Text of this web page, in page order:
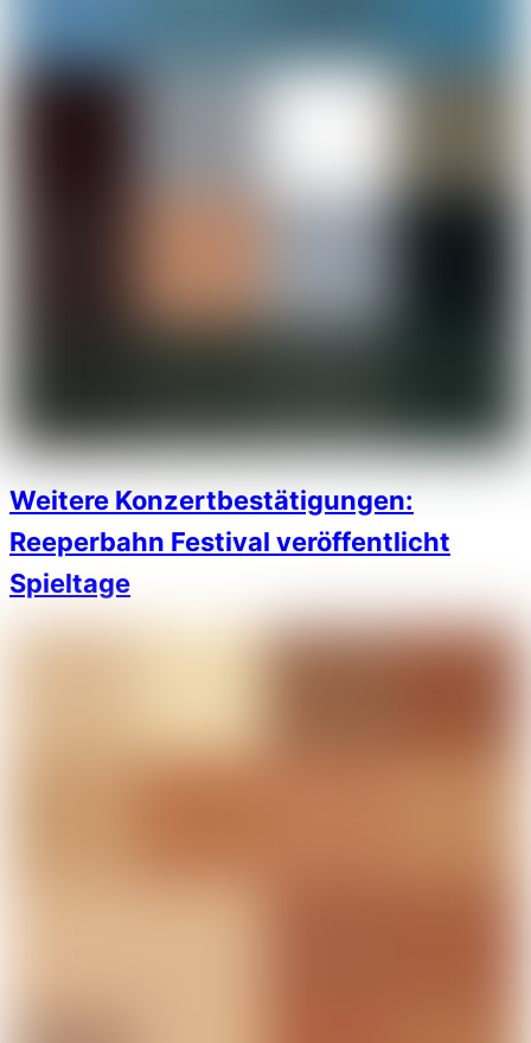
Weitere Konzertbestätigungen:
Reeperbahn Festival veröffentlicht
Spieltage